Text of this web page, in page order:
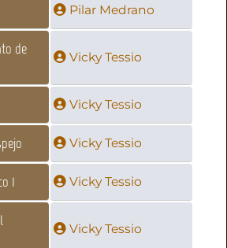
Pilar Medrano
de
Vicky Tessio
Vicky Tessio
Vicky Tessio
1 Vicky Tessio
Vicky Tessio